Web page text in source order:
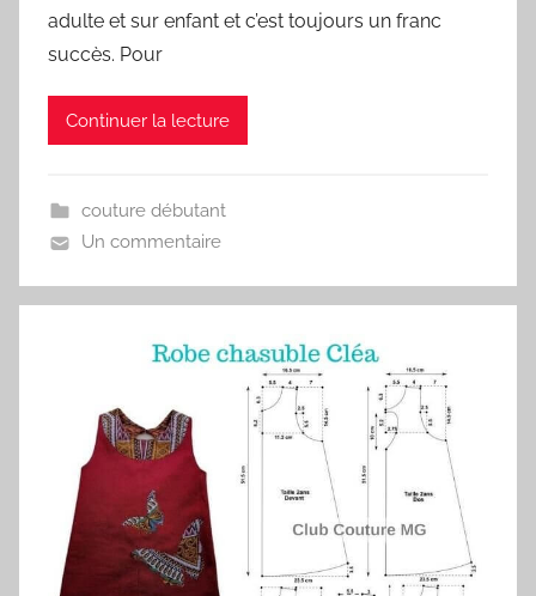
adulte et sur enfant et c’est toujours un franc
succès. Pour
Continuer la lecture
couture débutant
Un commentaire